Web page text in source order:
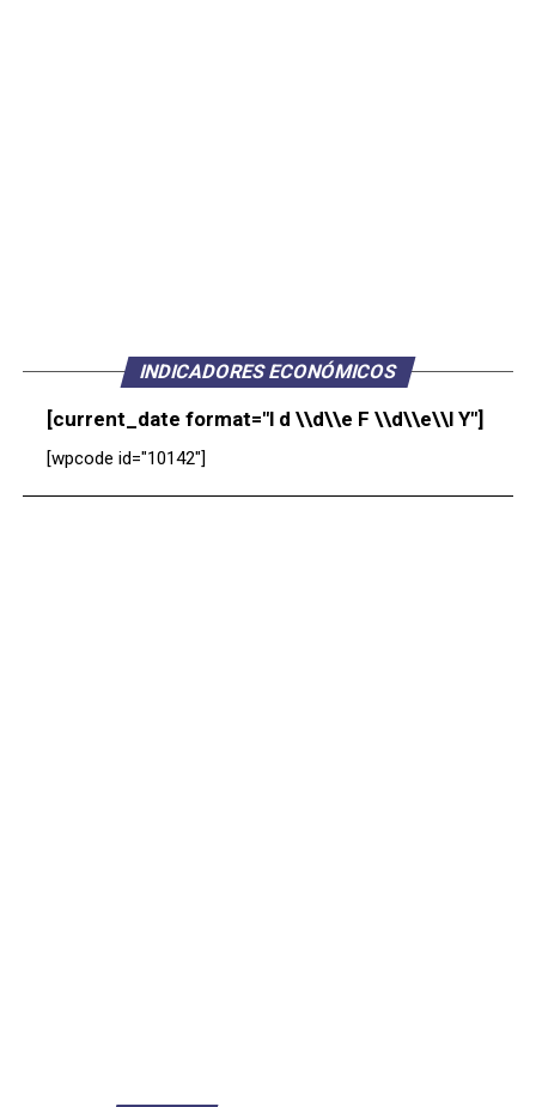
INDICADORES ECONÓMICOS
[current_date format="l d \\d\\e F \\d\\e\\l Y"]
[wpcode id="10142"]